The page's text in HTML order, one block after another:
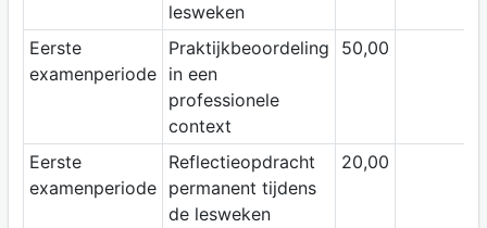
lesweken
Eerste
examenperiode
Praktijkbeoordeling
in een
professionele
context
50,00
Eerste
examenperiode
Reflectieopdracht
permanent tijdens
de lesweken
20,00